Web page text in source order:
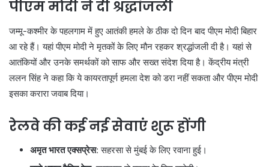
पीएम मोदी ने दी श्रद्धांजली
जम्मू-कश्मीर के पहलगाम में हुए आतंकी हमले के ठीक दो दिन बाद पीएम मोदी बिहार
आ रहे हैं। यहां पीएम मोदी ने मृतकों के लिए मौन रहकर श्रद्धांजली दी है। यहां से
आतंकियों और उनके समर्थकों को साफ और सख्त संदेश दिया है। केंद्रीय मंत्री
ललन सिंह ने कहा कि ये कायरतापूर्ण हमला देश को डरा नहीं सकता और पीएम मोदी
इसका करारा जवाब दिया।
रेलवे की कई नई सेवाएं शुरू होंगी
अमृत भारत एक्सप्रेस: सहरसा से मुंबई के लिए रवाना हुई।